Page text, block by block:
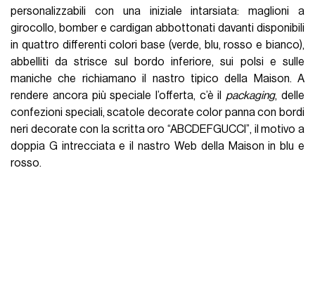
creatività in più. Come? Estendendo il programmaDIYalla
maglieriaGucci. Nasce così un’ampia gamma di capi
personalizzabili con una iniziale intarsiata: maglioni a
girocollo, bomber e cardigan abbottonati davanti disponibili
in quattro differenti colori base (verde, blu, rosso e bianco),
abbelliti da strisce sul bordo inferiore, sui polsi e sulle
maniche che richiamano il nastro tipico della Maison. A
rendere ancora più speciale l’offerta, c’è ilpackaging, delle
confezioni speciali, scatole decorate color panna con bordi
neri decorate con la scritta oro “ABCDEFGUCCI”, il motivo a